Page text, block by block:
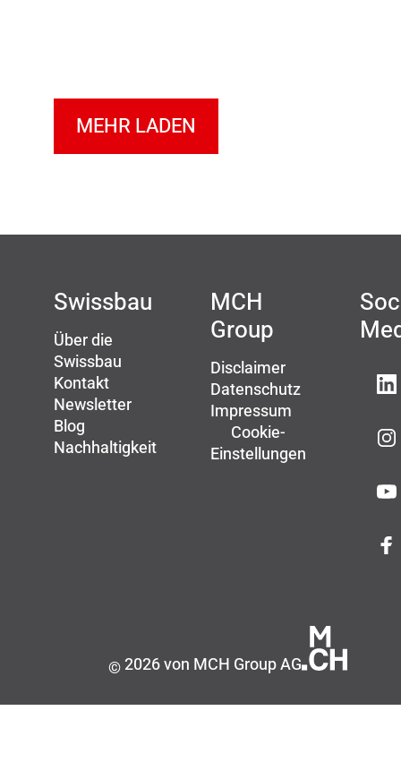
MEHR LADEN
Swissbau
Über die
Swissbau
Kontakt
Newsletter
Blog
Nachhaltigkeit
MCH
Group
Disclaimer
Datenschutz
Impressum
Cookie-
Einstellungen
©2026 von MCH Group AG